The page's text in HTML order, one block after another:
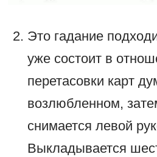
Это гадание
уже состоит в
перетасовки карт
возлюбленном,
снимается левой
Выкладывается